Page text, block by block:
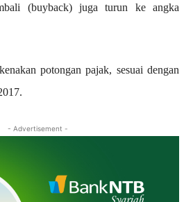
(buyback) juga turun ke angka
potongan pajak, sesuai dengan
- Advertisement -